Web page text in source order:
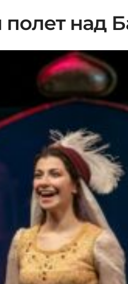
над